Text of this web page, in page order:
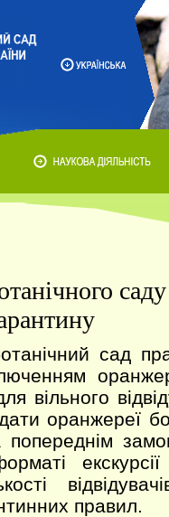
сад
вільного
оранжереї
правил.